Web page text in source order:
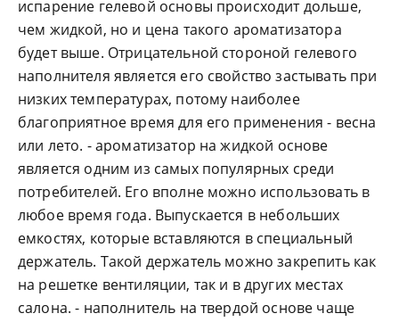
испарение гелевой основы происходит дольше,
чем жидкой, но и цена такого ароматизатора
будет выше. Отрицательной стороной гелевого
наполнителя является его свойство застывать при
низких температурах, потому наиболее
благоприятное время для его применения - весна
или лето. - ароматизатор на жидкой основе
является одним из самых популярных среди
потребителей. Его вполне можно использовать в
любое время года. Выпускается в небольших
емкостях, которые вставляются в специальный
держатель. Такой держатель можно закрепить как
на решетке вентиляции, так и в других местах
салона. - наполнитель на твердой основе чаще